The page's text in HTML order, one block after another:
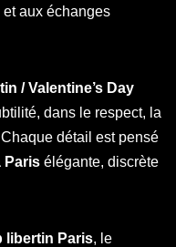
aux échanges
/ Valentine’s Day
dans le respect, la
détail est pensé
Paris élégante, discrète
libertin Paris, le